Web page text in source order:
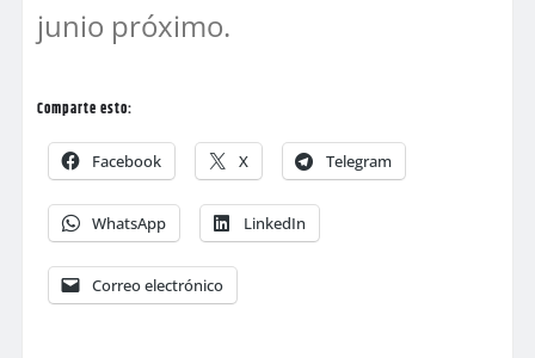
junio próximo.
Comparte esto:
Facebook X Telegram
WhatsApp LinkedIn
Correo electrónico